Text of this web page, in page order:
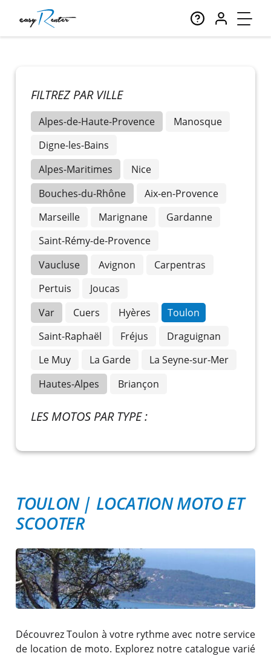
FILTREZ PAR VILLE
Alpes-de-Haute-Provence
Manosque
Digne-les-Bains
Alpes-Maritimes
Nice
Bouches-du-Rhône
Aix-en-Provence
Marseille
Marignane
Gardanne
Saint-Rémy-de-Provence
Vaucluse
Avignon
Carpentras
Pertuis
Joucas
Var
Cuers Hyères
Toulon
Saint-Raphaël
Fréjus
Draguignan
Le Muy
La Garde
La Seyne-sur-Mer
Hautes-Alpes
Briançon
LES MOTOS PAR TYPE :
TOULON | LOCATION MOTO ET
SCOOTER
Découvrez Toulon à votre rythme avec notre service
de location de moto. Explorez notre catalogue varié